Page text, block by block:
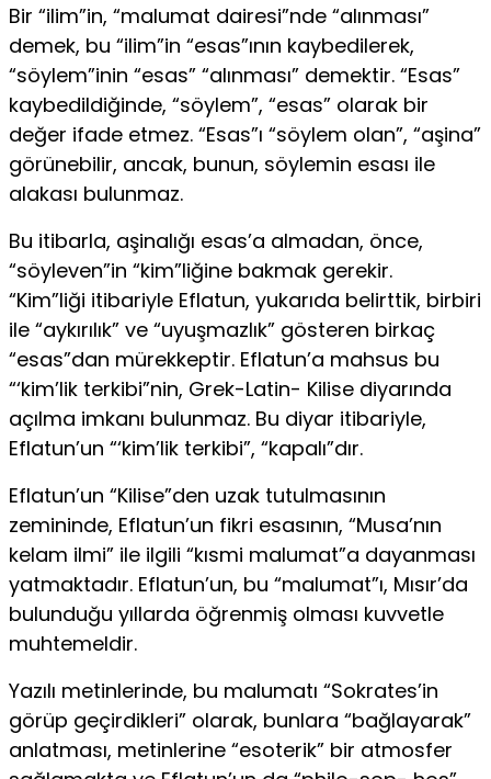
Bir “ilim”in, “malumat dairesi”nde “alınması”
demek, bu “ilim”in “esas”ının kaybedilerek,
“söylem”inin “esas” “alınması” demektir. “Esas”
kaybedildiğinde, “söylem”, “esas” olarak bir
değer ifade etmez. “Esas”ı “söylem olan”, “aşina”
görünebilir, ancak, bunun, söylemin esası ile
alakası bulunmaz.
Bu itibarla, aşinalığı esas’a almadan, önce,
“söyleven”in “kim”liğine bakmak gerekir.
“Kim”liği itibariyle Eflatun, yukarıda belirttik, birbiri
ile “aykırılık” ve “uyuşmazlık” gösteren birkaç
“esas”dan mürekkeptir. Eflatun’a mahsus bu
“‘kim’lik terkibi”nin, Grek-Latin- Kilise diyarında
açılma imkanı bulunmaz. Bu diyar itibariyle,
Eflatun’un “‘kim’lik terkibi”, “kapalı”dır.
Eflatun’un “Kilise”den uzak tutulmasının
zemininde, Eflatun’un fikri esasının, “Musa’nın
kelam ilmi” ile ilgili “kısmi malumat”a dayanması
yatmaktadır. Eflatun’un, bu “malumat”ı, Mısır’da
bulunduğu yıllarda öğrenmiş olması kuvvetle
muhtemeldir.
Yazılı metinlerinde, bu malumatı “Sokrates’in
görüp geçirdikleri” olarak, bunlara “bağlayarak”
anlatması, metinlerine “esoterik” bir atmosfer